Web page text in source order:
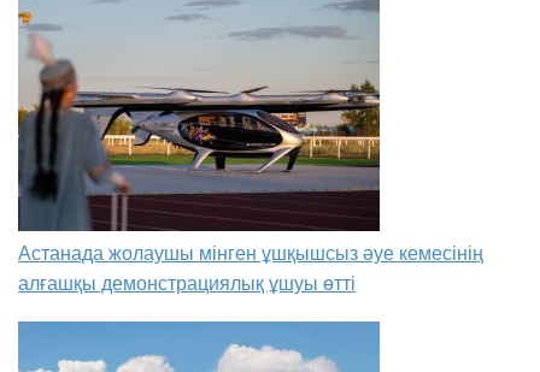
Астанада жолаушы мінген ұшқышсыз әуе кемесінің
алғашқы демонстрациялық ұшуы өтті